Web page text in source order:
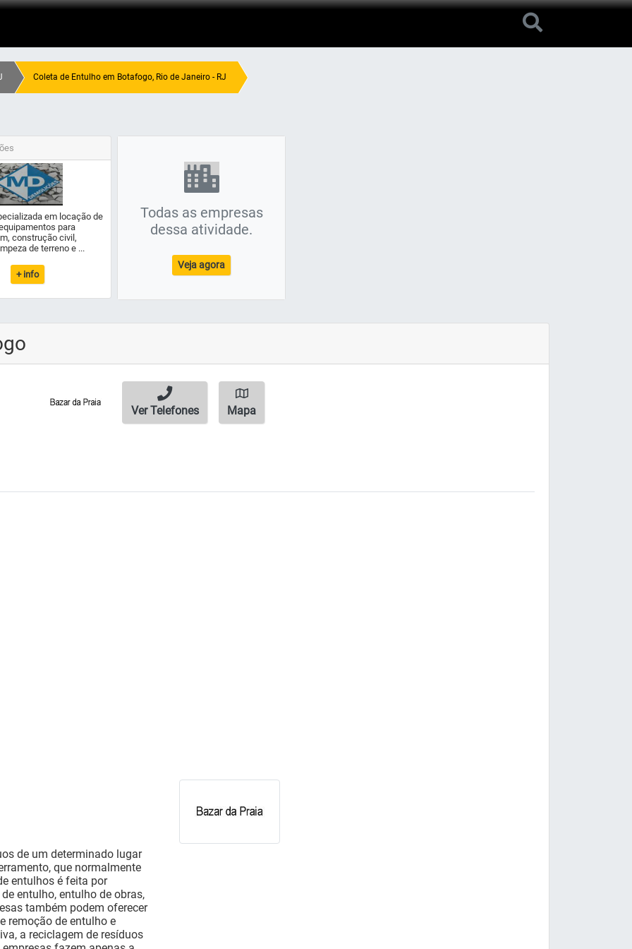
Coleta de Entulho em Botafogo, Rio de Janeiro - RJ
em locação de
para
construção civil,
de terreno e ...
+ info
Todas as empresas
dessa atividade.
Veja agora
Ver Telefones Mapa
de um determinado lugar
que normalmente
entulhos é feita por
entulho, entulho de obras,
também podem oferecer
remoção de entulho e
a reciclagem de resíduos